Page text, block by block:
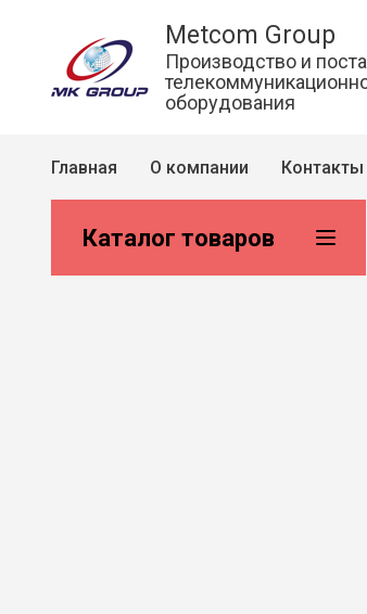
Metcom Group
Производство и
оборудования
Главная О компании Контакты
Каталог товаров